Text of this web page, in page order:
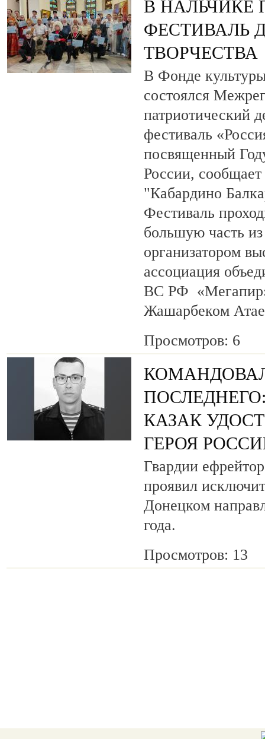
В НАЛЬЧИКЕ
ФЕСТИВАЛЬ
ТВОРЧЕСТВА
В Фонде
состоялся
патриотический
фестиваль
посвященный
России,
"Кабардино
Фестиваль
большую часть
организатором
ассоциация
ВС РФ «Мегапир»
Жашарбеком
Просмотров: 6
КАЗАК
ГЕРОЯ
Гвардии
проявил
Донецком
года.
Просмотров: 13